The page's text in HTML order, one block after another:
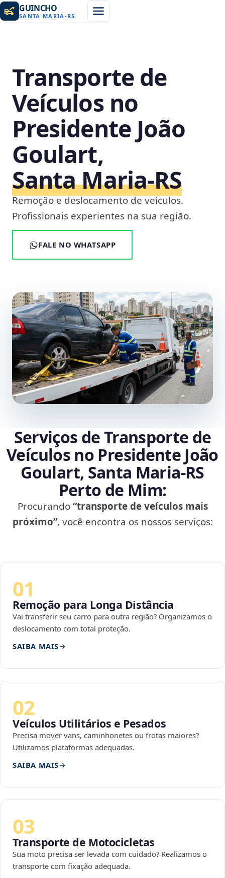
GUINCHO
SANTA MARIA -RS
Transporte de
Veículos no
Presidente João
Goulart,
Santa Maria‑RS
Remoção e deslocamento de veículos.
Profissionais experientes na sua região.
FALE NO WHATSAPP
Serviços de Transporte de
Veículos no Presidente João
Goulart, Santa Maria‑RS
Perto de Mim:
Procurando“transporte de veículos mais
próximo”, você encontra os nossos serviços:
01
Remoção para Longa Distância
Vai transferir seu carro para outra região? Organizamos o
deslocamento com total proteção.
SAIBA MAIS
02
Veículos Utilitários e Pesados
Precisa mover vans, caminhonetes ou frotas maiores?
Utilizamos plataformas adequadas.
SAIBA MAIS
03
Transporte de Motocicletas
Sua moto precisa ser levada com cuidado? Realizamos o
transporte com fixação adequada.